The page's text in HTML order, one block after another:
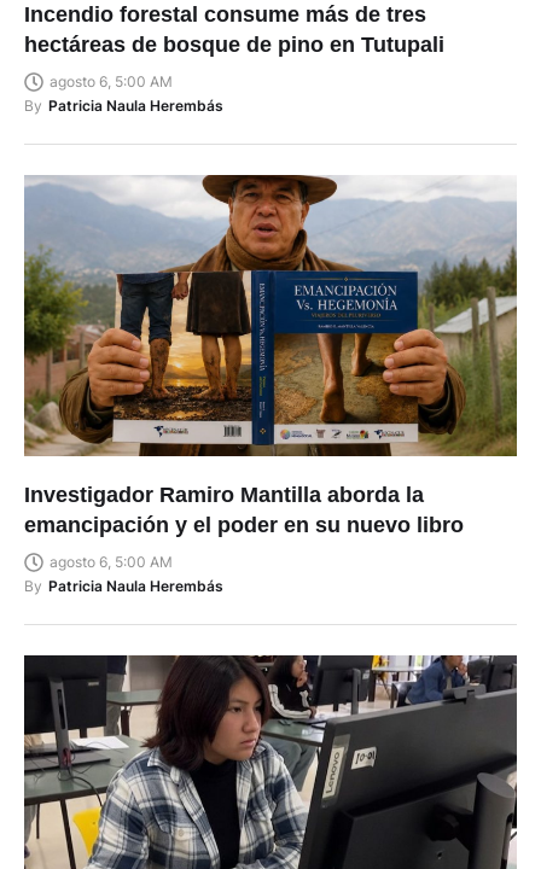
Incendio forestal consume más de tres
hectáreas de bosque de pino en Tutupali
agosto 6, 5:00 AM
By Patricia Naula Herembás
Investigador Ramiro Mantilla aborda la
emancipación y el poder en su nuevo libro
agosto 6, 5:00 AM
By Patricia Naula Herembás